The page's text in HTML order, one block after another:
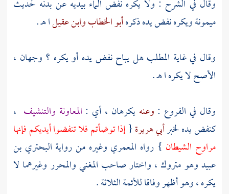
وقال في الشرح : ولا يكره نفض الماء بيديه عن بدنه لحديث
ميمونةويكره نفض يده ذكرهأبو الخطابوابن عقيلا هـ .
وقال في غاية المطلب هل يباح نفض يده أو يكره ؟ وجهان ،
الأصح لا يكره ا هـ .
وقال في الفروع : وعنهيكرهان ، أي : المعاونة والتنشيف ،
كنفض يده لخبرأبي هريرة{إذا توضأتم فلا تنفضوا أيديكم فإنها
مراوح الشيطان } رواه المعمري وغيره من رواية البحتري بن
عبيدوهو متروك ، واختار صاحب المغني والمحرر وغيرهما لا
يكره ، وهو أظهر وفاقا للأئمة الثلاثة .